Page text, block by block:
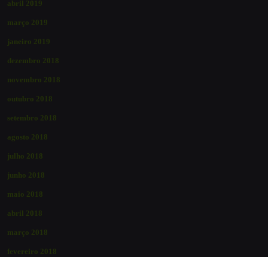
abril 2019
março 2019
janeiro 2019
dezembro 2018
novembro 2018
outubro 2018
setembro 2018
agosto 2018
julho 2018
junho 2018
maio 2018
abril 2018
março 2018
fevereiro 2018